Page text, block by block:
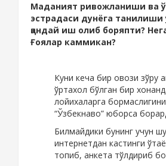
Маданият ривожланиши ва
эстрадаси дунёга
қандай иш олиб боряпти?
Ғоялар каммикан?
Куни кеча бир овози зўру
ўртахол бўлган бир
лойихаларга
“Ўзбекнаво” юборса
Билмайдики бунинг учун
интернетдан кастинги
топиб, анкета тўлдириб